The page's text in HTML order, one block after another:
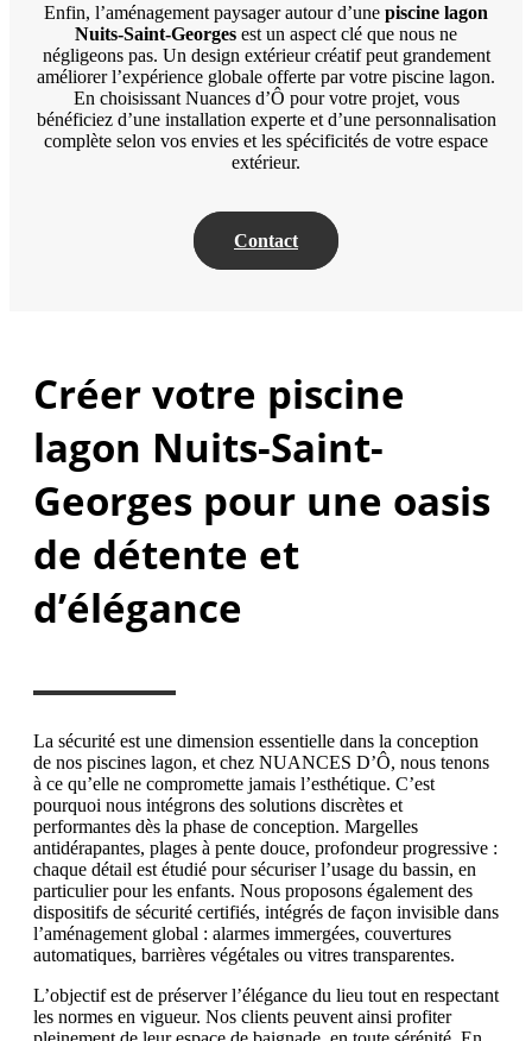
Enfin, l’aménagement paysager autour d’une piscine lagon
Nuits-Saint-Georges est un aspect clé que nous ne
négligeons pas. Un design extérieur créatif peut grandement
améliorer l’expérience globale offerte par votre piscine lagon.
En choisissant Nuances d’Ô pour votre projet, vous
bénéficiez d’une installation experte et d’une personnalisation
complète selon vos envies et les spécificités de votre espace
extérieur.
Contact
Créer votre piscine
lagon Nuits-Saint-
Georges pour une oasis
de détente et
d’élégance
La sécurité est une dimension essentielle dans la conception
de nos piscines lagon, et chez NUANCES D’Ô, nous tenons
à ce qu’elle ne compromette jamais l’esthétique. C’est
pourquoi nous intégrons des solutions discrètes et
performantes dès la phase de conception. Margelles
antidérapantes, plages à pente douce, profondeur progressive :
chaque détail est étudié pour sécuriser l’usage du bassin, en
particulier pour les enfants. Nous proposons également des
dispositifs de sécurité certifiés, intégrés de façon invisible dans
l’aménagement global : alarmes immergées, couvertures
automatiques, barrières végétales ou vitres transparentes.
L’objectif est de préserver l’élégance du lieu tout en respectant
les normes en vigueur. Nos clients peuvent ainsi profiter